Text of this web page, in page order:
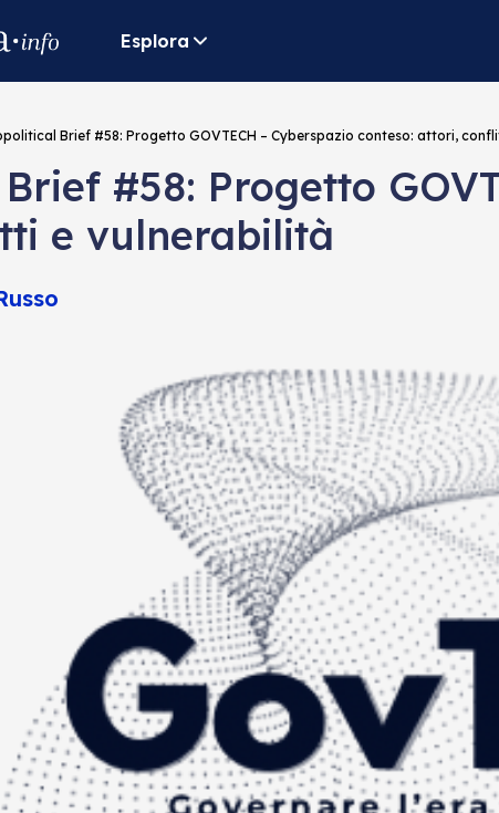
Esplora
Brief #58: Progetto GOVTECH – Cyberspazio conteso: attori,
#58: Progetto
e vulnerabilità